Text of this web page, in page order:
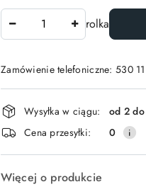
rolka
Zamówienie telefoniczne: 530
Dostępność
i
dostawa
Wysyłka w ciągu:
od 2
Cena przesyłki:
0
Więcej o produkcie